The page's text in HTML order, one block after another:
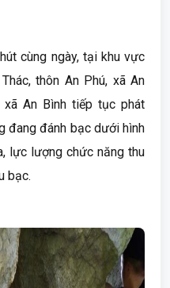
cùng ngày, tại khu vực
thôn An Phú, xã An
xã An Bình tiếp tục phát
đang đánh bạc dưới hình
lực lượng chức năng thu
bạc.